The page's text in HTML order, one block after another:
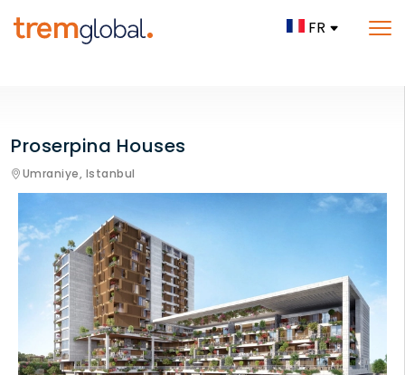
FR
Proserpina Houses
Umraniye, Istanbul